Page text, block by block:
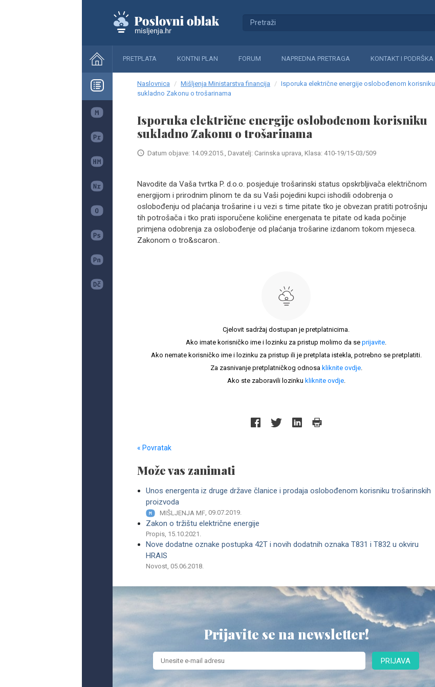
PRETPLATA KONTNI PLAN FORUM NAPREDNA PRETRAGA KONTAKT I PODRŠKA
Naslovnica Mišljenja Ministarstva financija
Isporuka električne energije oslobođenom korisniku
sukladno Zakonu o trošarinama
Isporuka električne energije oslobođenom korisniku
sukladno Zakonu o trošarinama
Datum objave: 14.09.2015., Davatelj: Carinska uprava, Klasa: 410-19/15-03/509
Navodite da Vaša tvrtka P. d.o.o. posjeduje trošarinski status opskrbljivača električnom
energijom i prirodnim plinom te da su Vaši pojedini kupci ishodili odobrenja o
oslobođenju od plaćanja trošarine i u vezi s time pitate tko je obvezan pratiti potrošnju
tih potrošača i tko prati isporučene količine energenata te pitate od kada počinje
primjena odobrenja za oslobođenje od plaćanja trošarine izdanom tokom mjeseca.
Zakonom o tro&scaron..
Cjelovit sadržaj dostupan je pretplatnicima.
Ako imate korisničko ime i lozinku za pristup molimo da se prijavite.
Ako nemate korisničko ime i lozinku za pristup ili je pretplata istekla, potrebno se pretplatiti.
Za zasnivanje pretplatničkog odnosa kliknite ovdje.
Ako ste zaboravili lozinku kliknite ovdje.
« Povratak
Može vas zanimati
Unos energenta iz druge države članice i prodaja oslobođenom korisniku trošarinskih
proizvoda
MIŠLJENJA MF, 09.07.2019.
Zakon o tržištu električne energije
Propis, 15.10.2021.
Nove dodatne oznake postupka 42T i novih dodatnih oznaka T831 i T832 u okviru
HRAIS
Novost, 05.06.2018.
Prijavite se na newsletter!
PRIJAVA